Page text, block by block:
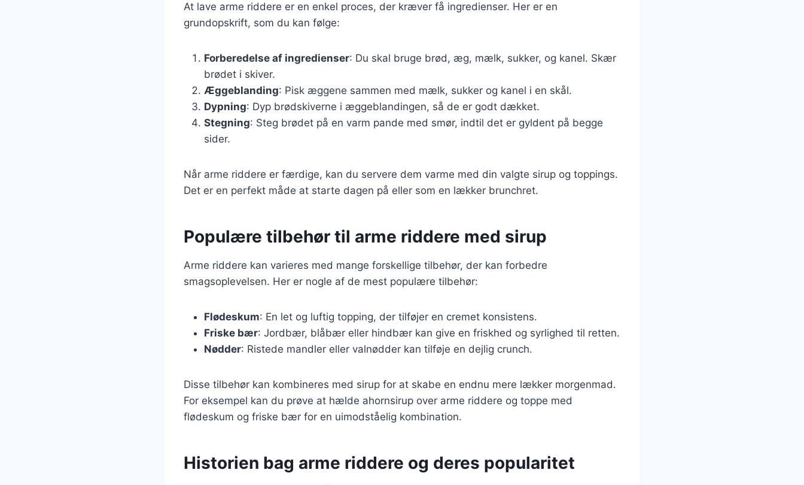
At lave arme riddere er en enkel proces, der kræver få ingredienser. Her er en
grundopskrift, som du kan følge:
Forberedelse af ingredienser: Du skal bruge brød, æg, mælk, sukker, og kanel. Skær
brødet i skiver.
Æggeblanding: Pisk æggene sammen med mælk, sukker og kanel i en skål.
Dypning: Dyp brødskiverne i æggeblandingen, så de er godt dækket.
Stegning: Steg brødet på en varm pande med smør, indtil det er gyldent på begge
sider.
Når arme riddere er færdige, kan du servere dem varme med din valgte sirup og toppings.
Det er en perfekt måde at starte dagen på eller som en lækker brunchret.
Populære tilbehør til arme riddere med sirup
Arme riddere kan varieres med mange forskellige tilbehør, der kan forbedre
smagsoplevelsen. Her er nogle af de mest populære tilbehør:
Flødeskum: En let og luftig topping, der tilføjer en cremet konsistens.
Friske bær: Jordbær, blåbær eller hindbær kan give en friskhed og syrlighed til retten.
Nødder: Ristede mandler eller valnødder kan tilføje en dejlig crunch.
Disse tilbehør kan kombineres med sirup for at skabe en endnu mere lækker morgenmad.
For eksempel kan du prøve at hælde ahornsirup over arme riddere og toppe med
flødeskum og friske bær for en uimodståelig kombination.
Historien bag arme riddere og deres popularitet